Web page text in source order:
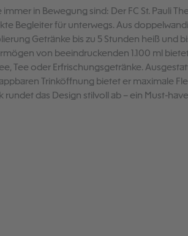
immer in Bewegung sind: Der FC St. Pauli
Begleiter für unterwegs. Aus
Getränke bis zu 5 Stunden heiß und
von beeindruckenden 1.100 ml
Tee oder Erfrischungsgetränke.
Trinköffnung bietet er maximale
rundet das Design stilvoll ab – ein Must-